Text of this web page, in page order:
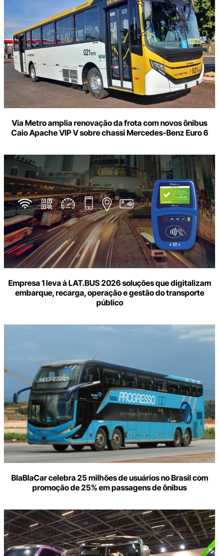
Via Metro amplia renovação da frota com novos ônibus
Caio Apache VIP V sobre chassi Mercedes-Benz Euro 6
Empresa 1 leva à LAT.BUS 2026 soluções que digitalizam
embarque, recarga, operação e gestão do transporte
público
BlaBlaCar celebra 25 milhões de usuários no Brasil com
promoção de 25% em passagens de ônibus